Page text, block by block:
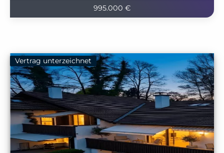
995.000 €
Vertrag unterzeichnet